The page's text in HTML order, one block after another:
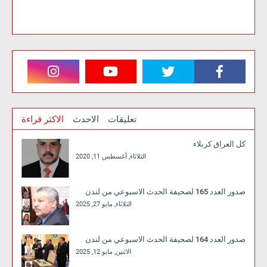
الاكثر قراءة الاحدث تعليقات
كل العراق كربلاء
الثلاثاء, أغسطس 11, 2020
صدور العدد 165 لصحيفة الحدث الاسبوعي من لندن
الثلاثاء, مايو 27, 2025
صدور العدد 164 لصحيفة الحدث الاسبوعي من لندن
الاثنين, مايو 12, 2025